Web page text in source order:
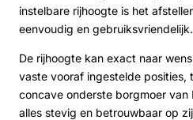
instelbare rijhoogte is het
eenvoudig en gebruiksvriendelijk.
De rijhoogte kan exact naar
vaste vooraf ingestelde posities,
concave onderste borgmoer van
alles stevig en betrouwbaar op